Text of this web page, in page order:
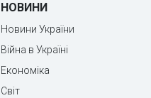
НОВИНИ
Новини України
Війна в Україні
Економіка
Світ